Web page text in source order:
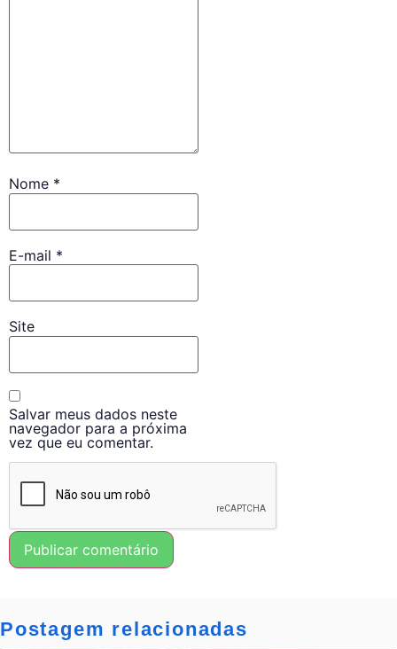
Nome *
E-mail *
Site
Salvar meus dados neste
navegador para a próxima
vez que eu comentar.
Postagem relacionadas